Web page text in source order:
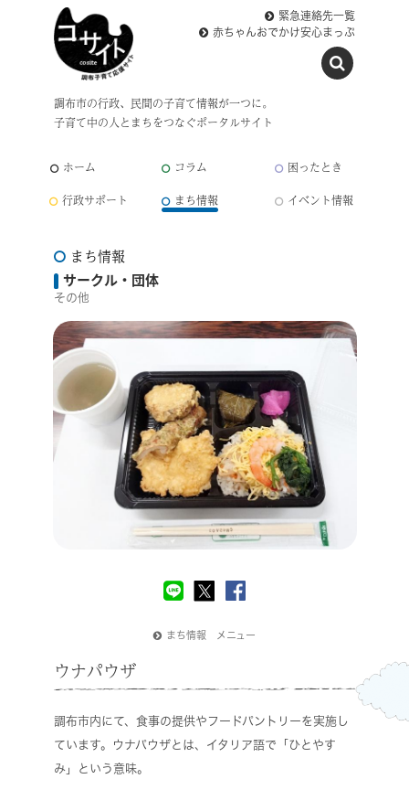
調布市の行政、民間の子育て情報が一つに。
子育て中の人とまちをつなぐポータルサイト
緊急連絡先一覧
赤ちゃんおでかけ安心まっぷ
ホーム コラム
困ったとき
行政サポート
まち情報 イベント情報
まち情報
サークル・団体
その他
まち情報 メニュー
ウナパウザ
調布市内にて、食事の提供やフードパントリーを実施し
ています。ウナパウザとは、イタリア語で「ひとやす
み」という意味。